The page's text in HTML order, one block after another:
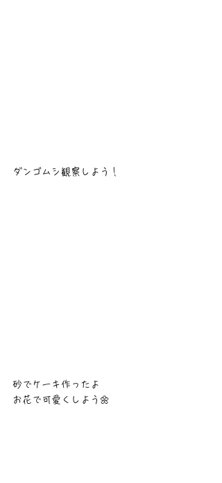
ダンゴムシ観察しよう！
砂でケーキ作ったよ
お花で可愛くしよう🌼